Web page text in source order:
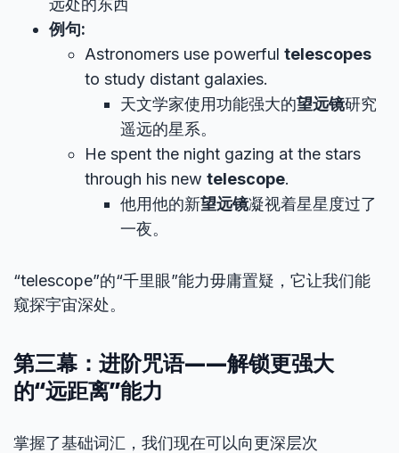
远处的东西
例句:
Astronomers use powerful telescopes
to study distant galaxies.
天文学家使用功能强大的望远镜研究
遥远的星系。
He spent the night gazing at the stars
through his new telescope.
他用他的新望远镜凝视着星星度过了
一夜。
“telescope”的“千里眼”能力毋庸置疑，它让我们能
窥探宇宙深处。
第三幕：进阶咒语——解锁更强大
的“远距离”能力
掌握了基础词汇，我们现在可以向更深层次